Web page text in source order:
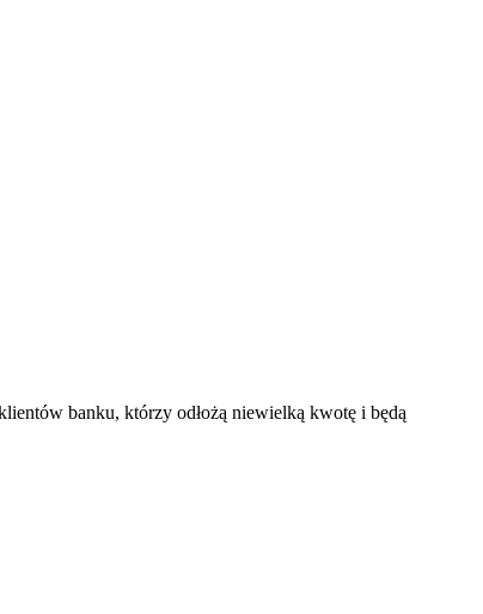
banku, którzy odłożą niewielką kwotę i będą